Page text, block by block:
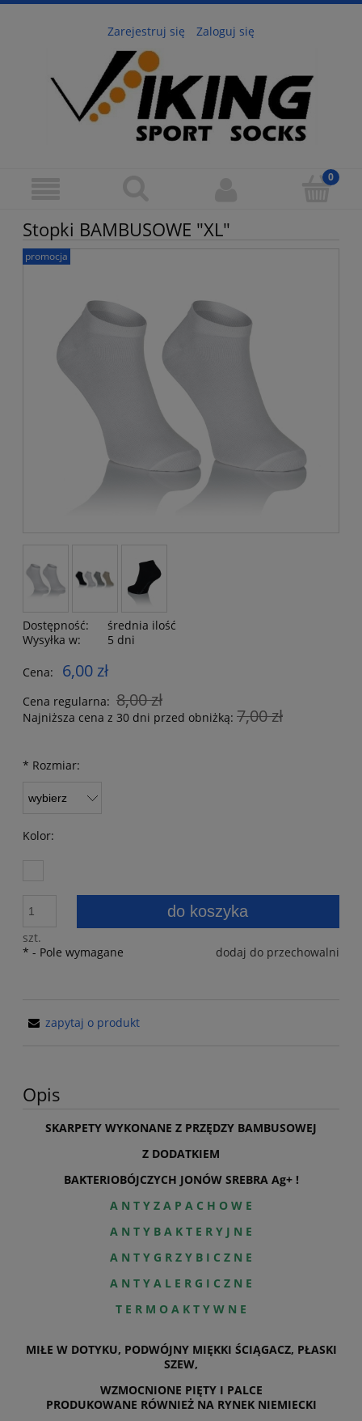
Zarejestruj się Zaloguj się
Stopki BAMBUSOWE "XL"
promocja
Dostępność:
średnia ilość
Wysyłka w:
5 dni
Cena: 6,00 zł
Cena regularna: 8,00 zł
Najniższa cena z 30 dni przed obniżką: 7,00 zł
* Rozmiar:
Kolor:
szt.
do koszyka
dodaj do przechowalni
* - Pole wymagane
zapytaj o produkt
Opis
SKARPETY WYKONANE Z PRZĘDZY BAMBUSOWEJ
Z DODATKIEM
BAKTERIOBÓJCZYCH JONÓW SREBRA Ag+ !
A N T Y Z A P A C H O W E
A N T Y B A K T E R Y J N E
A N T Y G R Z Y B I C Z N E
A N T Y A L E R G I C Z N E
T E R M O A K T Y W N E
MIŁE W DOTYKU, PODWÓJNY MIĘKKI ŚCIĄGACZ, PŁASKI
SZEW,
WZMOCNIONE PIĘTY I PALCE
PRODUKOWANE RÓWNIEŻ NA RYNEK NIEMIECKI